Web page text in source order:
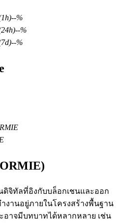
โลหะมีค่า และสินค้าโภคภัณฑ์
นหลักประกัน
--%
--%
--%
นดิจิทัลที่อิงกับบล็อกเชนและออก
งานอยู่ภายในโครงสร้างพื้นฐาน
อาจมีบทบาทได้หลากหลาย เช่น